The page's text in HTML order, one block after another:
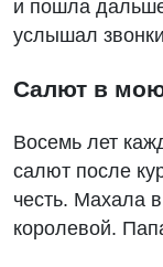
и пошла
услышал
Салют в
Восемь лет
салют после
честь. Махала
королевой.